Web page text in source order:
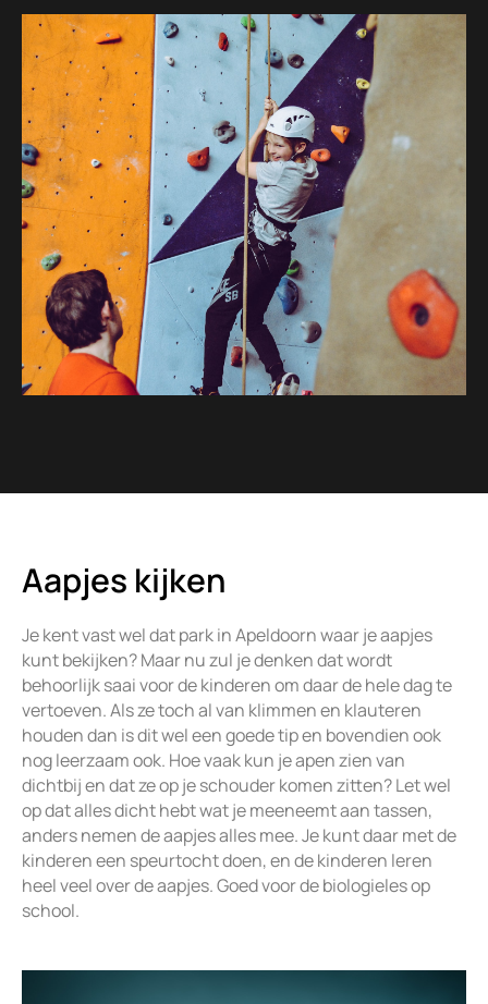
Aapjes kijken
Je kent vast wel dat park in Apeldoorn waar je aapjes
kunt bekijken? Maar nu zul je denken dat wordt
behoorlijk saai voor de kinderen om daar de hele dag te
vertoeven. Als ze toch al van klimmen en klauteren
houden dan is dit wel een goede tip en bovendien ook
nog leerzaam ook. Hoe vaak kun je apen zien van
dichtbij en dat ze op je schouder komen zitten? Let wel
op dat alles dicht hebt wat je meeneemt aan tassen,
anders nemen de aapjes alles mee. Je kunt daar met de
kinderen een speurtocht doen, en de kinderen leren
heel veel over de aapjes. Goed voor de biologieles op
school.